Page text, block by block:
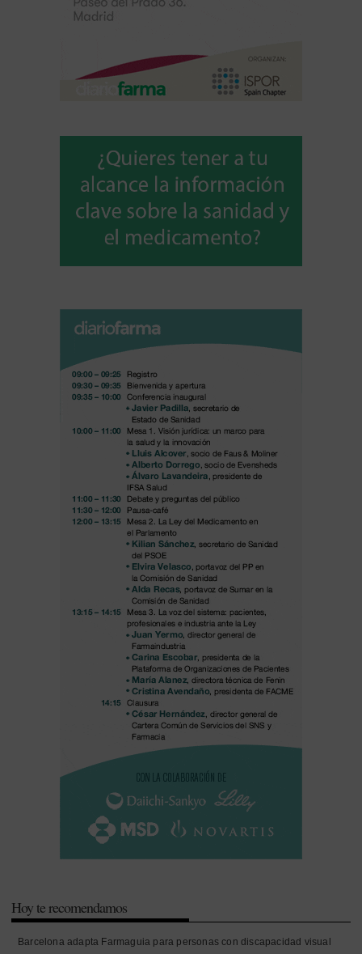
Hoy te recomendamos
Barcelona adapta Farmaguia para personas con discapacidad visual